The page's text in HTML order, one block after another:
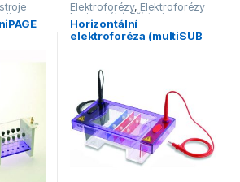
Elektroforézy, Elektroforézy
horizontální ,Přístroje pro
molekulární biologii
Horizontální
elektroforéza (multiSUB